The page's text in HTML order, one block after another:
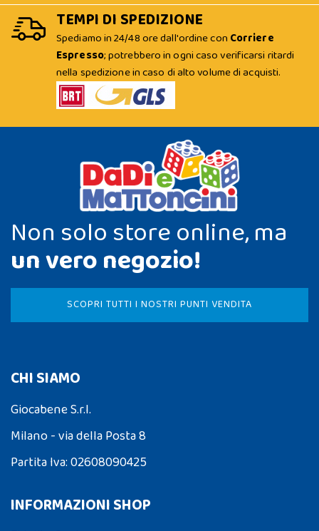
TEMPI DI SPEDIZIONE
Spediamo in 24/48 ore dall'ordine con Corriere
Espresso; potrebbero in ogni caso verificarsi ritardi
nella spedizione in caso di alto volume di acquisti.
Non solo store online, ma
un vero negozio!
SCOPRI TUTTI I NOSTRI PUNTI VENDITA
CHI SIAMO
Giocabene S.r.l.
Milano - via della Posta 8
Partita Iva: 02608090425
INFORMAZIONI SHOP